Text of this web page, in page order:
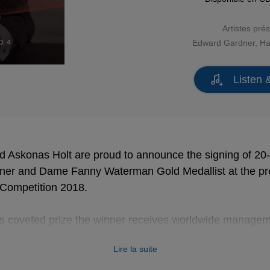
Artistes
Edward Gardner,
Listen
Askonas Holt are proud to announce the signing of
and Dame Fanny Waterman Gold Medallist at the
2018.
coveted prize the winner receives worldwide
– one of the foremost global classical music
Lire la suite